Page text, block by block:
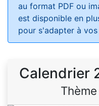
au format PDF ou
est disponible en
pour s'adapter à
Calendrier